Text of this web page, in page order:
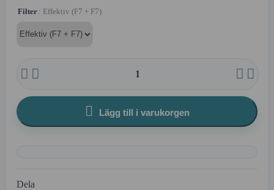
Filter : Effektiv (F7 + F7)
   
 Lägg till i varukorgen
Dela